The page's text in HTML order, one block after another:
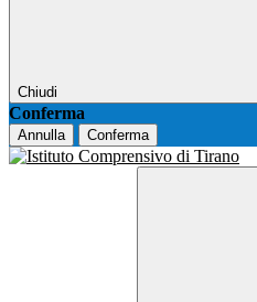
Chiudi
Conferma
Annulla Conferma